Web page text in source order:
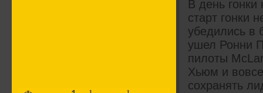
В день гонки
старт гонки
убедились в
ушел Ронни
пилоты
Хьюм и
сохранять